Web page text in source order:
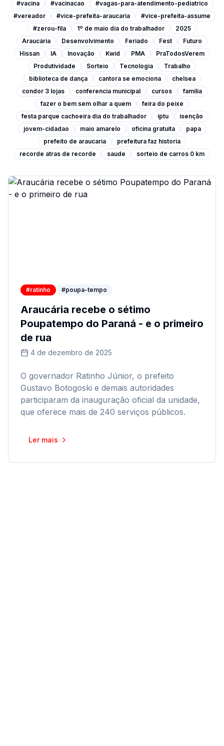
#vacina #vacinacao
#vagas-para-atendimento-pediatrico
#vereador
#vice-prefeita-araucaria
#vice-prefeita-assume
#zerou-fila
1º de maio dia do trabalhador
2025
Araucária
Desenvolvimento Feriado Fest
Futuro
Hissan
IA Inovação Kwid PMA
PraTodosVerem
Produtividade
Sorteio Tecnologia
Trabalho
biblioteca de dança
cantora se emociona
chelsea
condor 3 lojas
conferencia municipal cursos
familia
fazer o bem sem olhar a quem
feira do peixe
festa parque cachoeira dia do trabalhador
iptu
isenção
jovem-cidadao
maio amarelo oficina gratuita
papa
prefeito de araucaria
prefeitura faz historia
recorde atras de recorde
saude sorteio de carros 0 km
#ratinho #poupa-tempo
Araucária recebe o sétimo
Poupatempo do Paraná - e o primeiro
de rua
4 de dezembro de 2025
O governador Ratinho Júnior, o prefeito
Gustavo Botogoski e demais autoridades
participaram da inauguração oficial da unidade,
que oferece mais de 240 serviços públicos.
Ler mais